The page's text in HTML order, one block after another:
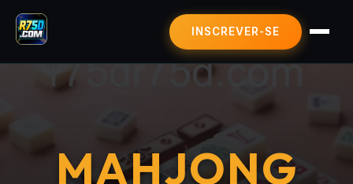
SIC BO
BLACKJACK
CONTRATO USUÁRIO
INSCREVER-SE
MAHJONG